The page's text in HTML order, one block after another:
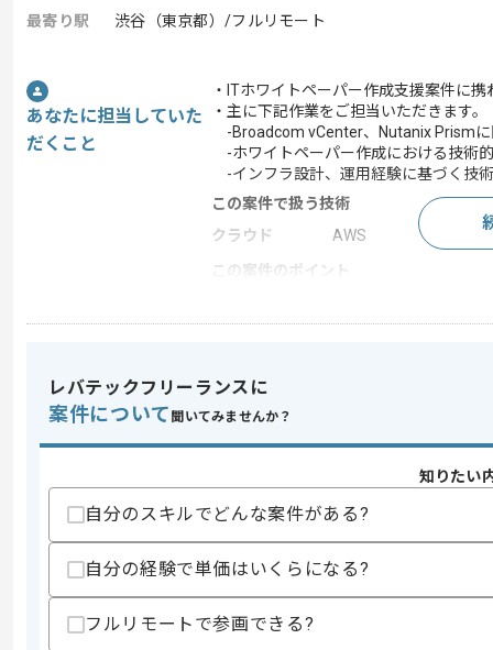
最寄り駅
渋谷（東京都）/フルリモート
あなたに担当していた
だくこと
・ITホワイトペーパー作成支援案件に
・主に下記作業をご担当いただきます。
-Broadcom vCenter、Nutanix Prism
-ホワイトペーパー作成における技術
-インフラ設計、運用経験に基づく技
この案件で扱う技術
クラウド
AWS
この案件のポイント
スキル
求めるスキル
・Broadcom vCenterの設計運用実務経
歓迎スキル
・BCP、NCP、MCI等の資格
・テクニカルライティング、ドキュメン
レバテックフリーランスに
案件について 聞いてみませんか？
知りたい
自分のスキルでどんな案件がある?
自分の経験で単価はいくらになる?
フルリモートで参画できる?